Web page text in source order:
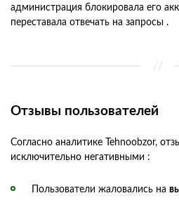
администрация блокировала его
переставала отвечать на запросы .
Отзывы пользователей
Согласно аналитике Tehnoobzor,
исключительно негативными :
Пользователи жаловались на